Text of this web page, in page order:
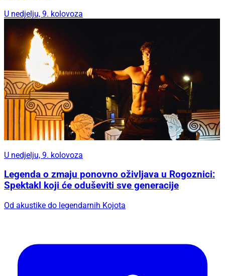
U nedjelju, 9. kolovoza
U nedjelju, 9. kolovoza
Legenda o zmaju ponovno oživljava u Rogoznici:
Spektakl koji će oduševiti sve generacije
Od akustike do legendarnih Kojota